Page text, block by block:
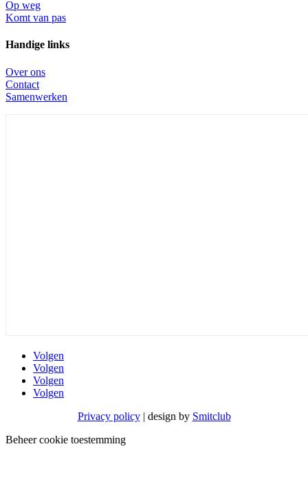
Op weg
Komt van pas
Handige links
Over ons
Contact
Samenwerken
Volgen
Volgen
Volgen
Volgen
Privacy policy| design by Smitclub
Beheer cookie toestemming